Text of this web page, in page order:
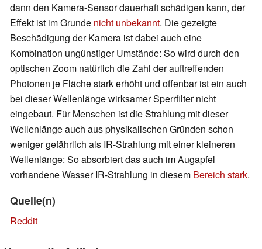
dann den Kamera-Sensor dauerhaft schädigen kann, der
Effekt ist im Grunde nicht unbekannt. Die gezeigte
Beschädigung der Kamera ist dabei auch eine
Kombination ungünstiger Umstände: So wird durch den
optischen Zoom natürlich die Zahl der auftreffenden
Photonen je Fläche stark erhöht und offenbar ist ein auch
bei dieser Wellenlänge wirksamer Sperrfilter nicht
eingebaut. Für Menschen ist die Strahlung mit dieser
Wellenlänge auch aus physikalischen Gründen schon
weniger gefährlich als IR-Strahlung mit einer kleineren
Wellenlänge: So absorbiert das auch im Augapfel
vorhandene Wasser IR-Strahlung in diesem Bereich stark.
Quelle(n)
Reddit